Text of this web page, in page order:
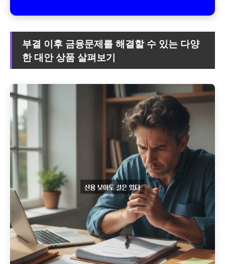
부결 이후 금융문제를 해결할 수 있는 다양
한 대안 상품 살펴보기